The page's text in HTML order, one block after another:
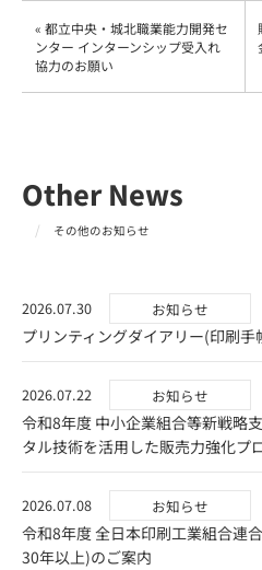
« 都立中央・城北職業能力開発セ
ンター インターンシップ受入れ
協力のお願い
Other News
その他のお知らせ
2026.07.30 お知らせ
プリンティングダイアリー(印刷
2026.07.22 お知らせ
令和8年度 中小企業組合等新戦略
タル技術を活用した販売力強化プ
2026.07.08 お知らせ
令和8年度 全日本印刷工業組合連
30年以上)のご案内